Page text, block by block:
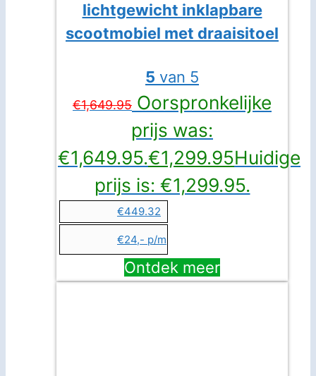
lichtgewicht inklapbare
scootmobiel met draaisitoel
5 van 5
€1,649.95 Oorspronkelijke
prijs was:
€1,649.95.€1,299.95Huidige
prijs is: €1,299.95.
€449.32
€24,- p/m
Ontdek meer